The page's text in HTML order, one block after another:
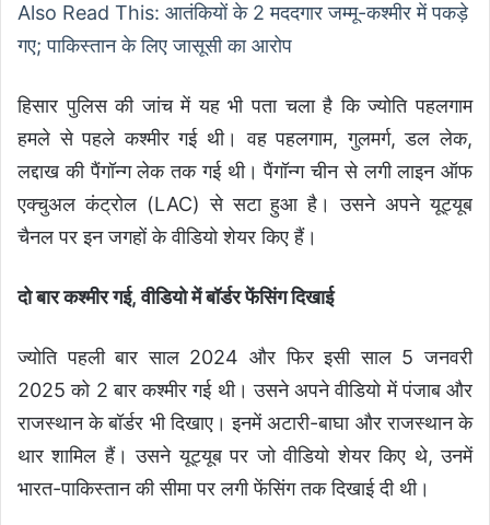
Also Read This: आतंकियों के 2 मददगार जम्मू-कश्मीर में पकड़े
गए; पाकिस्तान के लिए जासूसी का आरोप
हिसार पुलिस की जांच में यह भी पता चला है कि ज्योति पहलगाम
हमले से पहले कश्मीर गई थी। वह पहलगाम, गुलमर्ग, डल लेक,
लद्दाख की पैंगॉन्ग लेक तक गई थी। पैंगॉन्ग चीन से लगी लाइन ऑफ
एक्चुअल कंट्रोल (LAC) से सटा हुआ है। उसने अपने यूट्यूब
चैनल पर इन जगहों के वीडियो शेयर किए हैं।
दो बार कश्मीर गई, वीडियो में बॉर्डर फेंसिंग दिखाई
ज्योति पहली बार साल 2024 और फिर इसी साल 5 जनवरी
2025 को 2 बार कश्मीर गई थी। उसने अपने वीडियो में पंजाब और
राजस्थान के बॉर्डर भी दिखाए। इनमें अटारी-बाघा और राजस्थान के
थार शामिल हैं। उसने यूट्यूब पर जो वीडियो शेयर किए थे, उनमें
भारत-पाकिस्तान की सीमा पर लगी फेंसिंग तक दिखाई दी थी।